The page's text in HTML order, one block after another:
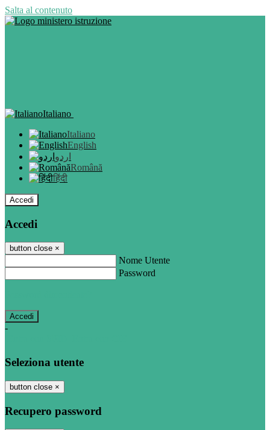
Salta al contenuto
Italiano
Italiano
English
اردو
Română
हिंदी
Accedi
Accedi
button close ×
Nome Utente
Password
-
Seleziona utente
button close ×
Recupero password